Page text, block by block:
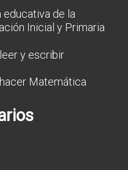
de la
Inicial y Primaria
y escribir
Matemática